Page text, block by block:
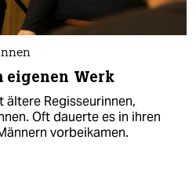
eigenen Werk
Regisseurinnen,
Oft dauerte es in ihren
vorbeikamen.